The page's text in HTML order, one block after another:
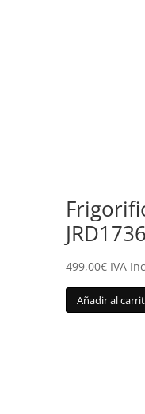
499,00€ IVA
Añadir al